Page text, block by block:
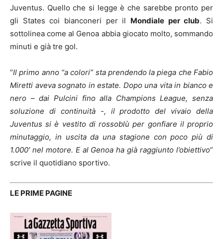
Juventus. Quello che si legge è che sarebbe pronto per
gli States coi bianconeri per il Mondiale per club. Si
sottolinea come al Genoa abbia giocato molto, sommando
minuti e già tre gol.
“Il primo anno “a colori” sta prendendo la piega che Fabio
Miretti aveva sognato in estate. Dopo una vita in bianco e
nero – dai Pulcini fino alla Champions League, senza
soluzione di continuità -, il prodotto del vivaio della
Juventus si è vestito di rossoblù per gonfiare il proprio
minutaggio, in uscita da una stagione con poco più di
1.000′ nel motore. E al Genoa ha già raggiunto l’obiettivo”
scrive il quotidiano sportivo.
LE PRIME PAGINE